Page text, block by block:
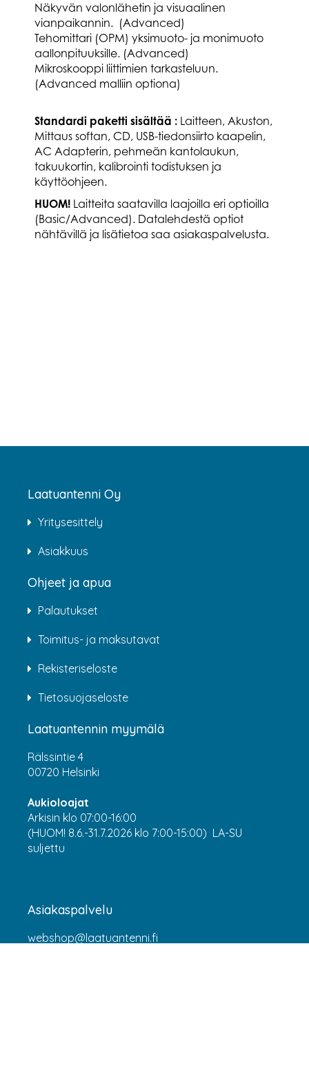
Näkyvän valonlähetin ja visuaalinen
vianpaikannin. (Advanced)
Tehomittari (OPM) yksimuoto- ja monimuoto
aallonpituuksille. (Advanced)
Mikroskooppi liittimien tarkasteluun.
(Advanced malliin optiona)
Standardi paketti sisältää : Laitteen, Akuston,
Mittaus softan, CD, USB-tiedonsiirto kaapelin,
AC Adapterin, pehmeän kantolaukun,
takuukortin, kalibrointi todistuksen ja
käyttöohjeen.
HUOM! Laitteita saatavilla laajoilla eri optioilla
(Basic/Advanced). Datalehdestä optiot
nähtävillä ja lisätietoa saa asiakaspalvelusta.
Laatuantenni Oy
Yritysesittely
Asiakkuus
Ohjeet ja apua
Palautukset
Toimitus- ja maksutavat
Rekisteriseloste
Tietosuojaseloste
Laatuantennin myymälä
Rälssintie 4
00720 Helsinki
Aukioloajat
Arkisin klo 07:00-16:00
(HUOM! 8.6.-31.7.2026 klo 7:00-15:00) LA-SU
suljettu
Asiakaspalvelu
webshop@laatuantenni.fi